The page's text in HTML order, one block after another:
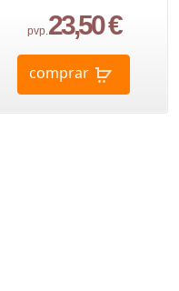
pvp. 23,50 €
comprar